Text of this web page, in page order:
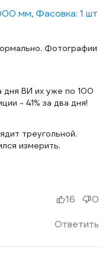
мм, Фасовка: 1 шт
Фотографии
дня ВИ их уже по 100
- 41% за два дня!
треугольной.
измерить.
Ответить
16 0